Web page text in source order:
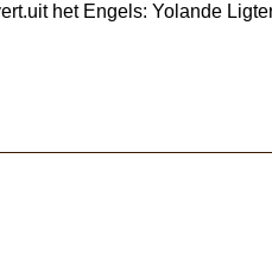
het Engels: Yolande